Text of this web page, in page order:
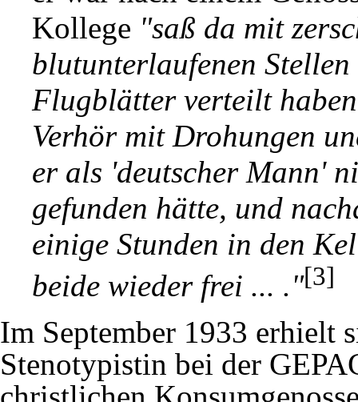
Kollege "saß da mit
blutunterlaufenen
Flugblätter verteilt
Verhör mit Drohungen
er als 'deutscher Mann'
gefunden hätte, und
einige Stunden in den
beide wieder frei ... ."[3]
Im September 1933 erhielt
Stenotypistin bei der